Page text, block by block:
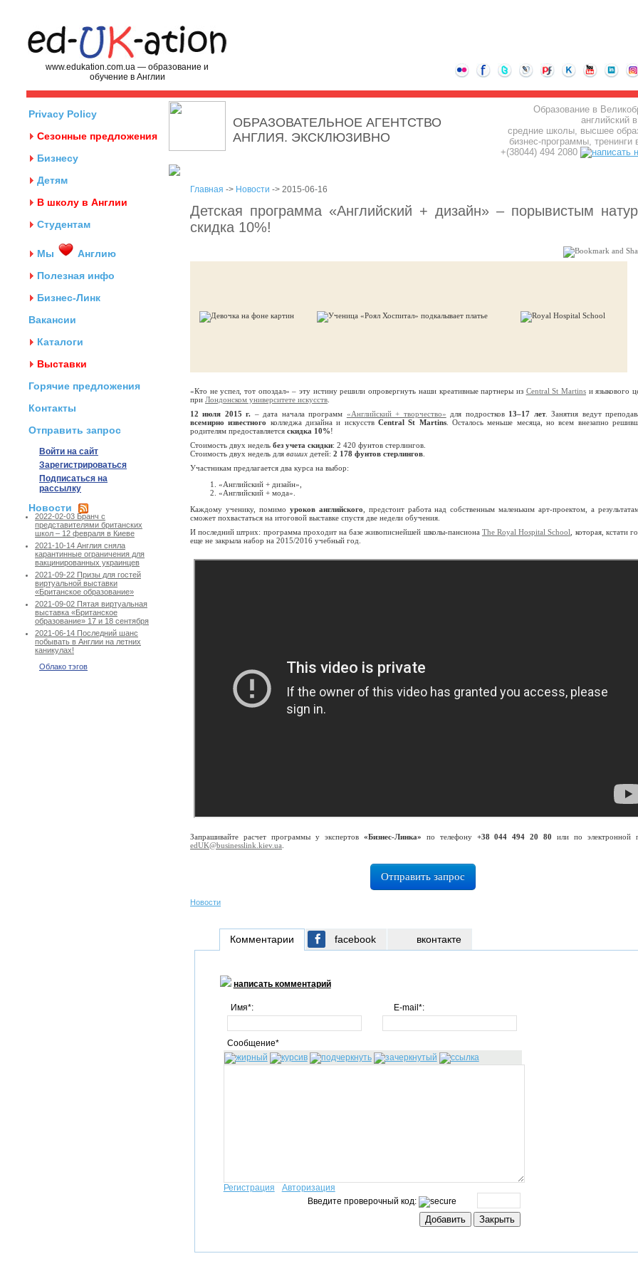
www.edukation.com.ua — образование и
обучение в Англии
Privacy Policy
Сезонные предложения
Бизнесу
Детям
В школу в Англии
Студентам
Мы
Англию
Полезная инфо
Бизнес-Линк
Вакансии
Каталоги
Выставки
Горячие предложения
Контакты
Отправить запрос
Войти на сайт
Зарегистрироваться
Подписаться на
рассылку
Новости
2022-02-03 Бранч с
представителями британских
школ – 12 февраля в Киеве
2021-10-14 Англия сняла
карантинные ограничения для
вакцинированных украинцев
2021-09-22 Призы для гостей
виртуальной выставки
«Британское образование»
2021-09-02 Пятая виртуальная
выставка «Британское
образование» 17 и 18 сентября
2021-06-14 Последний шанс
побывать в Англии на летних
каникулах!
Облако тэгов
ОБРАЗОВАТЕЛЬНОЕ АГЕНТСТВО
АНГЛИЯ. ЭКСКЛЮЗИВНО
Образование в
английский
средние школы, высшее
бизнес-программы, тренинги
+(38044) 494 2080
Главная -> Новости -> 2015-06-16
Детская программа «Английский + дизайн» – порывистым
скидка 10%!
«Кто не успел, тот опоздал» – эту истину решили опровергнуть наши креативные партнеры из Central St Martinsи языкового
при Лондонском университете искусств
12 июля 2015 г. – дата начала программ «Английский + творчество» для подростков 13–17 лет. Занятия ведут
всемирно известного колледжа дизайна и искусствCentral St Martins. Осталось меньше месяца, но всем внезапно
родителям предоставляется скидка 10%!
Стоимость двух недель без учета скидки: 2 420 фунтов стерлингов.
Стоимость двух недель для ваших детей: 2 178 фунтов стерлингов
Участникам предлагается два курса на выбор:
«Английский + дизайн»,
«Английский + мода».
Каждому ученику, помимо уроков английского , предстоит работа над собственным маленьким арт-проектом, а
сможет похвастаться на итоговой выставке спустя две недели обучения.
И последний штрих: программа проходит на базе живописнейшей школы-пансиона The Royal Hospital School
, которая, кстати
еще не закрыла набор на 2015/2016 учебный год.
Запрашивайте расчет программы у экспертов «Бизнес-Линка» по телефону +38 044 494 20 80
или по электронной
edUK@businesslink.kiev.ua
Отправить запрос
Новости
Комментарии
написать комментарий
Имя*: E-mail*:
Сообщение*
Регистрация
Авторизация
Введите проверочный код:
facebook вконтакте